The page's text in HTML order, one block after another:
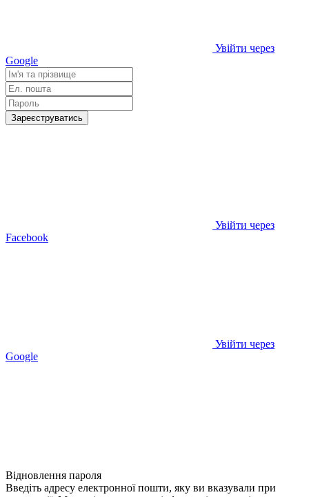
Увійти через
Google
Зареєструватись
Увійти через
Facebook
Увійти через
Google
Відновлення пароля
Введіть адресу електронної пошти, яку ви вказували при